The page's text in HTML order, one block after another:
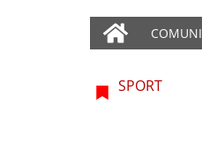
COMUNI
SPORT